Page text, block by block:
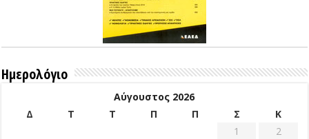
Ημερολόγιο
Αύγουστος 2026
Δ
Τ Τ Π Π Σ
Κ
1
2